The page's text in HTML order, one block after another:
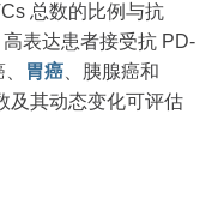
总数的比例与抗
表达患者接受抗 PD-
胃癌 、胰腺癌和
及其动态变化可评估